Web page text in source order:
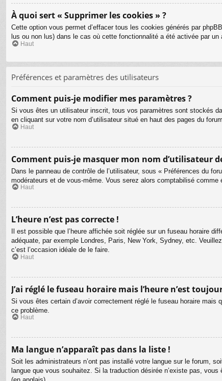
À quoi sert « Supprimer les cookies » ?
Cette option vous permet d’effacer tous les cookies générés par
lus ou non lus) dans le cas où cette fonctionnalité a été activée par
Haut
Préférences et paramètres des utilisateurs
Comment puis-je modifier mes paramètres ?
Si vous êtes un utilisateur inscrit, tous vos paramètres sont stockés
en cliquant sur votre nom d’utilisateur situé en haut des pages du
Haut
Comment puis-je masquer mon nom d’utilisateur
Dans le panneau de contrôle de l’utilisateur, sous « Préférences du
modérateurs et de vous-même. Vous serez alors comptabilisé comme
Haut
L’heure n’est pas correcte !
Il est possible que l’heure affichée soit réglée sur un fuseau horaire
adéquate, par exemple Londres, Paris, New York, Sydney, etc.
c’est l’occasion idéale de le faire.
Haut
J’ai réglé le fuseau horaire mais l’heure n’est
Si vous êtes certain d’avoir correctement réglé le fuseau horaire mais
ce problème.
Haut
Ma langue n’apparaît pas dans la liste !
Soit les administrateurs n’ont pas installé votre langue sur le forum,
langue que vous souhaitez. Si la traduction désirée n’existe pas,